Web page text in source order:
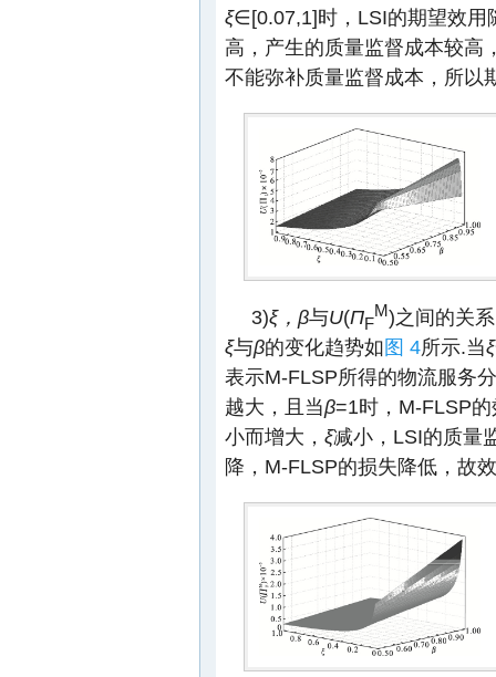
ξ∈[0.07,1]时，LSI的期望效用
高，产生的质量监督成本较高
不能弥补质量监督成本，所以
3)ξ，β与U(ΠF
M)之间的关
ξ与β的变化趋势如图 4所示.当ξ
表示M-FLSP所得的物流服务
越大，且当β=1时，M-FLSP
小而增大， ξ减小，LSI的质量
降，M-FLSP的损失降低，故